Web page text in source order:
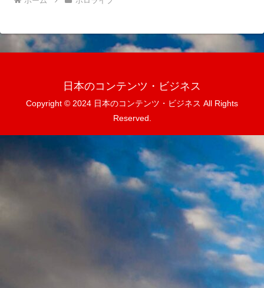
日本のコンテンツ・ビジネス
Copyright © 2024 日本のコンテンツ・ビジネス All Rights
Reserved.